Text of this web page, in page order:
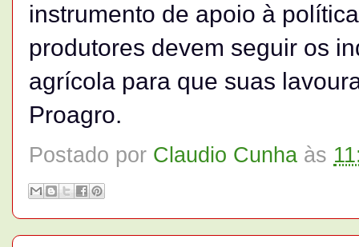
instrumento de apoio à
produtores devem seguir os
agrícola para que suas
Proagro.
Postado por Claudio Cunha às